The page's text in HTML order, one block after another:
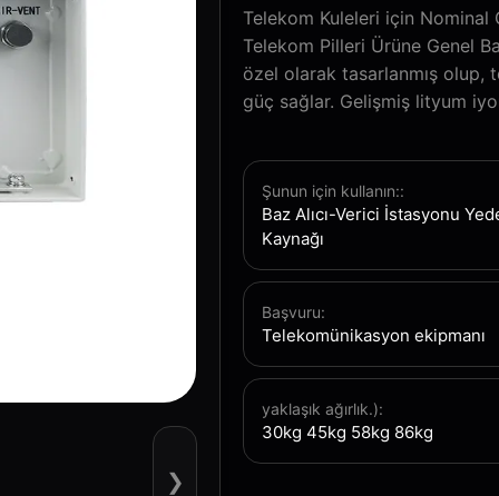
❯
Telekom Kuleleri için Nominal
Telekom Pilleri Ürüne Genel
özel olarak tasarlanmış olup,
güç sağlar. Gelişmiş lityum
Şunun için kullanın::
Baz Alıcı-Verici İstasyonu
Kaynağı
Başvuru:
Telekomünikasyon ekipmanı
yaklaşık ağırlık.):
30kg 45kg 58kg 86kg